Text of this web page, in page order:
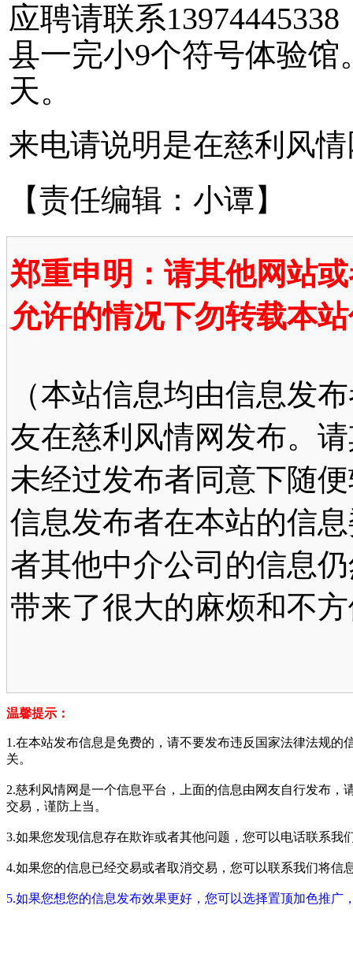
应聘请联系
县一完小9个符号体验馆
天。
来电请说明是在慈利风
【责任编辑：小谭】
郑重申明：请其他网站
允许的情况下勿转载本
（本站信息均由信息发
友在慈利风情网发布。
未经过发布者同意下随
信息发布者在本站的信
者其他中介公司的信息
带来了很大的麻烦和不
温馨提示：
1.在本站发布信息是免费的，请不要发布违反国家法律法规
关。
2.慈利风情网是一个信息平台，上面的信息由网友自行发布
交易，谨防上当。
3.如果您发现信息存在欺诈或者其他问题，您可以电话联系我
4.如果您的信息已经交易或者取消交易，您可以联系我们将信
5.如果您想您的信息发布效果更好，您可以选择置顶加色推广